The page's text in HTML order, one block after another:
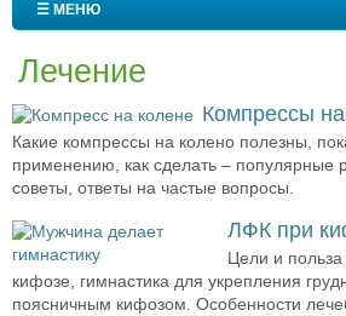
☰ МЕНЮ
Лечение
Компрессы
Какие компрессы на колено полезны,
применению, как сделать – популярные
советы, ответы на частые вопросы.
ЛФК при
Цели и
кифозе, гимнастика для укрепления
поясничным кифозом. Особенности